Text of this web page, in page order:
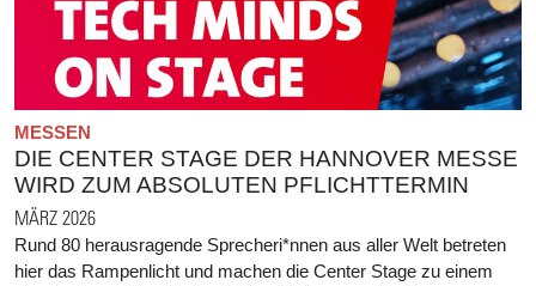
MESSEN
DIE CENTER STAGE DER HANNOVER MESSE
WIRD ZUM ABSOLUTEN PFLICHTTERMIN
MÄRZ 2026
Rund 80 herausragende Sprecheri*nnen aus aller Welt betreten
hier das Rampenlicht und machen die Center Stage zu einem